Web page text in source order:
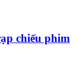
chiếu phim